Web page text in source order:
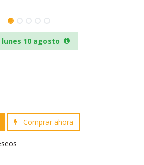
10 agosto
Comprar ahora